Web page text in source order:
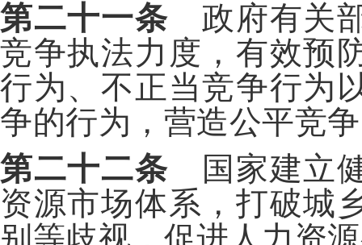
第二十一条 政府有关
竞争执法力度，有效预
行为、不正当竞争行为
争的行为，营造公平竞
第二十二条 国家建立
资源市场体系，打破城